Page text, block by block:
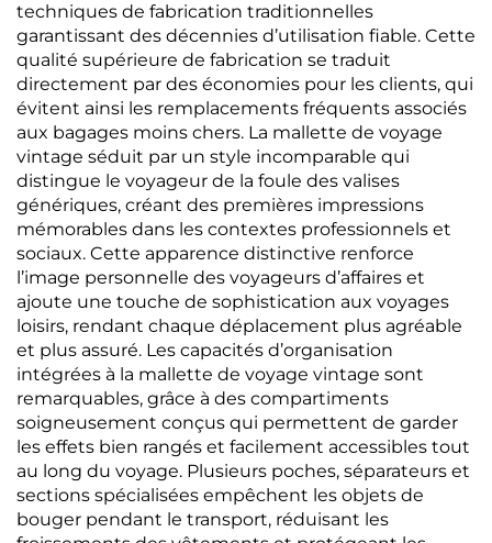
techniques de fabrication traditionnelles
garantissant des décennies d’utilisation fiable. Cette
qualité supérieure de fabrication se traduit
directement par des économies pour les clients, qui
évitent ainsi les remplacements fréquents associés
aux bagages moins chers. La mallette de voyage
vintage séduit par un style incomparable qui
distingue le voyageur de la foule des valises
génériques, créant des premières impressions
mémorables dans les contextes professionnels et
sociaux. Cette apparence distinctive renforce
l’image personnelle des voyageurs d’affaires et
ajoute une touche de sophistication aux voyages
loisirs, rendant chaque déplacement plus agréable
et plus assuré. Les capacités d’organisation
intégrées à la mallette de voyage vintage sont
remarquables, grâce à des compartiments
soigneusement conçus qui permettent de garder
les effets bien rangés et facilement accessibles tout
au long du voyage. Plusieurs poches, séparateurs et
sections spécialisées empêchent les objets de
bouger pendant le transport, réduisant les